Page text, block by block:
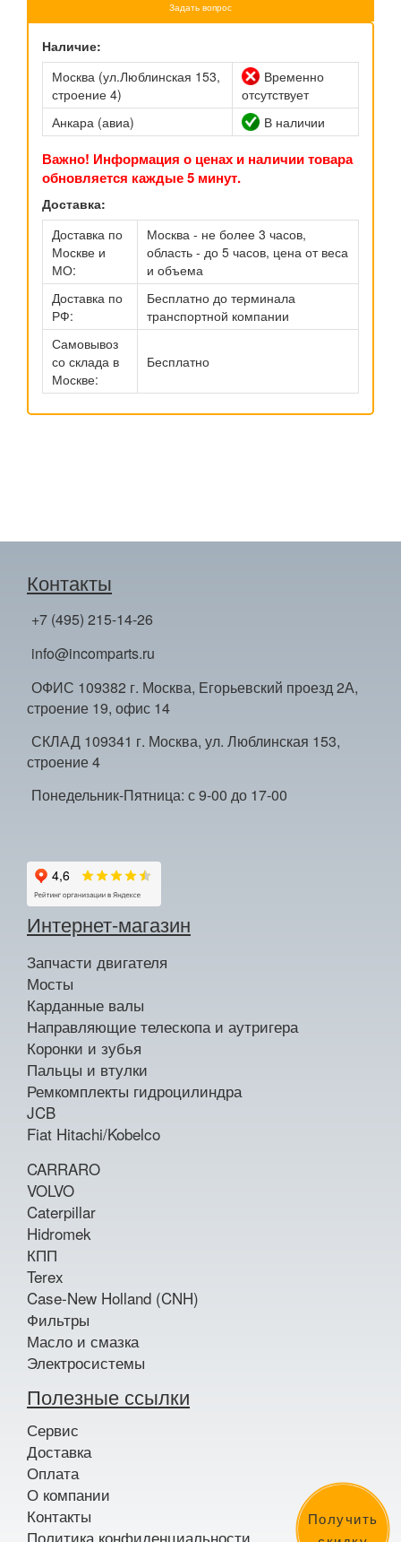
Получить
Задать вопрос
Наличие:
Москва (ул.Люблинская 153,
строение 4)
Временно
отсутствует
Анкара (авиа)
В наличии
Важно! Информация о ценах и наличии товара
обновляется каждые 5 минут.
Доставка:
Доставка по
Москве и
МО:
Москва - не более 3 часов,
область - до 5 часов, цена от веса
и объема
Доставка по
РФ:
Бесплатно до терминала
транспортной компании
Самовывоз
со склада в
Москве:
Бесплатно
Контакты
+7 (495) 215-14-26
info@incomparts.ru
ОФИС 109382 г. Москва, Егорьевский проезд 2А,
строение 19, офис 14
СКЛАД 109341 г. Москва, ул. Люблинская 153,
строение 4
Понедельник-Пятница: с 9-00 до 17-00
Интернет-магазин
Запчасти двигателя
Мосты
Карданные валы
Направляющие телескопа и аутригера
Коронки и зубья
Пальцы и втулки
Ремкомплекты гидроцилиндра
JCB
Fiat Hitachi/Kobelco
CARRARO
VOLVO
Caterpillar
Hidromek
КПП
Terex
Case-New Holland (CNH)
Фильтры
Масло и смазка
Электросистемы
Полезные ссылки
Сервис
Доставка
Оплата
О компании
Контакты
Политика конфиденциальности